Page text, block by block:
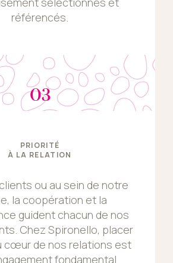
référencés.
03
PRIORITÉ
À LA RELATION
ou au sein de notre
la coopération et la
guident chacun de nos
Chez Spironello, placer
cœur de nos relations est
fondamental.